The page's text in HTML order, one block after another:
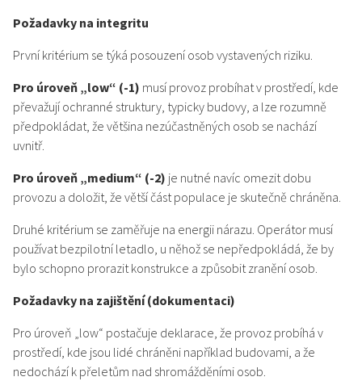
Požadavky na integritu
První kritérium se týká posouzení osob vystavených riziku.
Pro úroveň „low“ (-1) musí provoz probíhat v prostředí, kde
převažují ochranné struktury, typicky budovy, a lze rozumně
předpokládat, že většina nezúčastněných osob se nachází
uvnitř.
Pro úroveň „medium“ (-2) je nutné navíc omezit dobu
provozu a doložit, že větší část populace je skutečně chráněna.
Druhé kritérium se zaměřuje na energii nárazu. Operátor musí
používat bezpilotní letadlo, u něhož se nepředpokládá, že by
bylo schopno prorazit konstrukce a způsobit zranění osob.
Požadavky na zajištění (dokumentaci)
Pro úroveň „low“ postačuje deklarace, že provoz probíhá v
prostředí, kde jsou lidé chráněni například budovami, a že
nedochází k přeletům nad shromážděními osob.